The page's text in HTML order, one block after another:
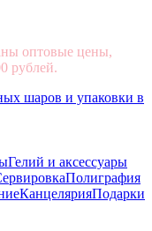
оптовые цены,
рублей.
Гелий и аксессуары
Полиграфия
КанцелярияПодарки